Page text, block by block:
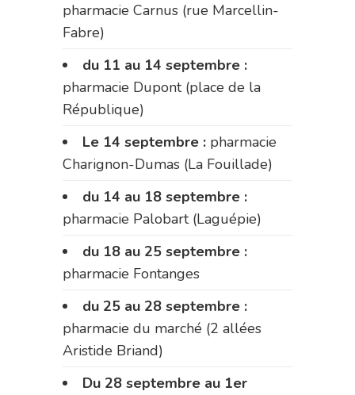
pharmacie Carnus (rue Marcellin-
Fabre)
du 11 au 14 septembre :
pharmacie Dupont (place de la
République)
Le 14 septembre : pharmacie
Charignon-Dumas (La Fouillade)
du 14 au 18 septembre :
pharmacie Palobart (Laguépie)
du 18 au 25 septembre :
pharmacie Fontanges
du 25 au 28 septembre :
pharmacie du marché (2 allées
Aristide Briand)
Du 28 septembre au 1er